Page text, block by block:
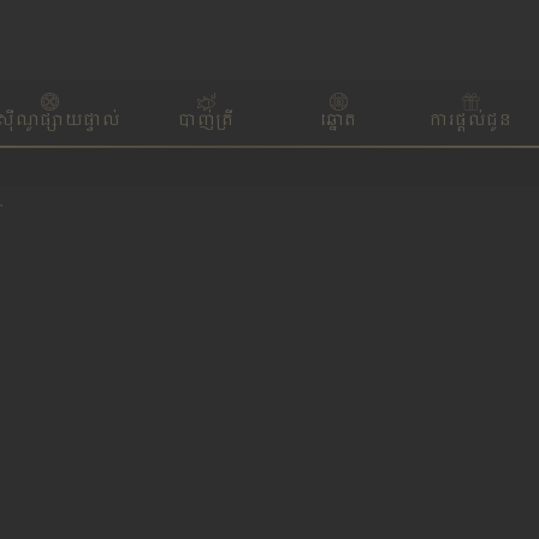
ណូផ្សាយផ្ទាល់ បាញ់ត្រី ឆ្នោត ការផ្តល់ជូន